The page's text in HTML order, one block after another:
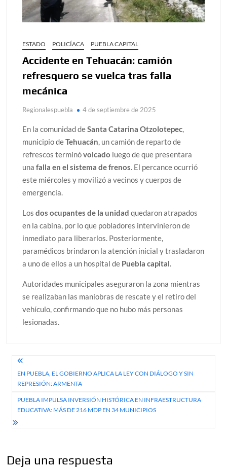
ESTADO POLICÍACA PUEBLA CAPITAL
Accidente en Tehuacán: camión
refresquero se vuelca tras falla
mecánica
Regionalespuebla 4 de septiembre de 2025
En la comunidad deSanta Catarina Otzolotepec
municipio deTehuacán , un camión de reparto de
refrescos terminóvolcado luego de que presentara
unafalla en el sistema de frenos . El percance ocurrió
este miércoles y movilizó a vecinos y cuerpos de
emergencia.
Losdos ocupantes de la unidad quedaron atrapados
en la cabina, por lo que pobladores intervinieron de
inmediato para liberarlos. Posteriormente,
paramédicos brindaron la atención inicial y trasladaron
a uno de ellos a un hospital de Puebla capital
Autoridades municipales aseguraron la zona mientras
se realizaban las maniobras de rescate y el retiro del
vehículo, confirmando que no hubo más personas
lesionadas.
Navegación
de
entradas
EN PUEBLA, EL GOBIERNO APLICA LA LEY CON DIÁLOGO Y SIN
REPRESIÓN: ARMENTA
PUEBLA IMPULSA INVERSIÓN HISTÓRICA EN INFRAESTRUCTURA
EDUCATIVA: MÁS DE 216 MDP EN 34 MUNICIPIOS
Deja una respuesta